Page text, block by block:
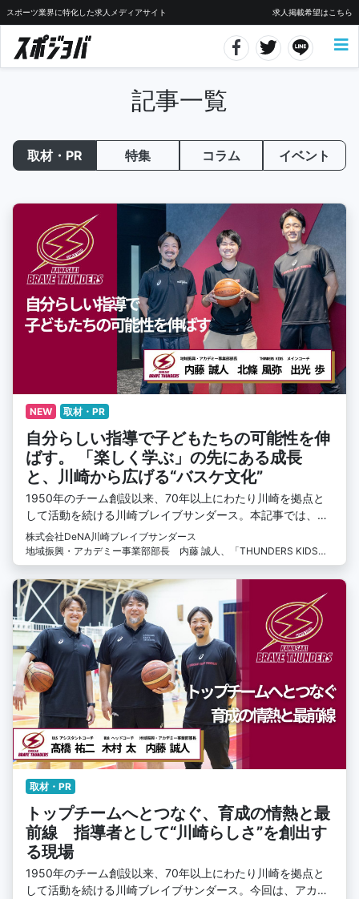
スポーツ業界に特化した求人メディアサイト 求人掲載希望はこちら
記事一覧
取材・PR 特集 コラム イベント
NEW 取材・PR
自分らしい指導で子どもたちの可能性を伸
ばす。 「楽しく学ぶ」の先にある成長
と、川崎から広げる“バスケ文化”
1950年のチーム創設以来、70年以上にわたり川崎を拠点と
して活動を続ける川崎ブレイブサンダース。本記事では、そ
の取り組みの一つであるスクール部門にフォーカス。スクー
ルのメインコーチ陣に指導への思いや子どもたちとの向き合
い方、川崎ブレイブサンダースのスクールでバスケットボー
ルを教える魅力について話を伺いました。
株式会社DeNA川崎ブレイブサンダース
地域振興・アカデミー事業部部長 内藤 誠人、「THUNDERS KIDS」
メインコーチ 出光歩、北條 風弥
取材・PR
トップチームへとつなぐ、育成の情熱と最
前線 指導者として“川崎らしさ”を創出す
る現場
1950年のチーム創設以来、70年以上にわたり川崎を拠点と
して活動を続ける川崎ブレイブサンダース。今回は、アカデ